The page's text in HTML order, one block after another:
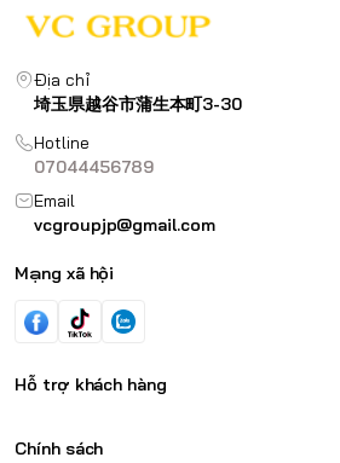
Địa chỉ
埼玉県越谷市蒲生本町3-30
Hotline
07044456789
Email
vcgroupjp@gmail.com
Mạng xã hội
Hỗ trợ khách hàng
Chính sách